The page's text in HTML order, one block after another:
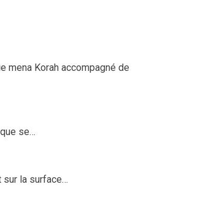
mena Korah accompagné de
se…
sur la surface…